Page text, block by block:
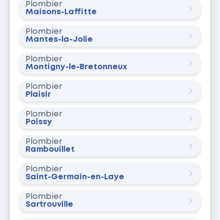
Plombier
Maisons-Laffitte
Plombier
Mantes-la-Jolie
Plombier
Montigny-le-Bretonneux
Plombier
Plaisir
Plombier
Poissy
Plombier
Rambouillet
Plombier
Saint-Germain-en-Laye
Plombier
Sartrouville